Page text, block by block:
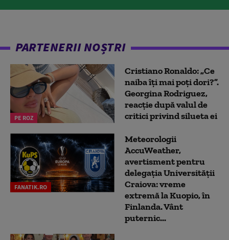
PARTENERII NOȘTRI
PE ROZ
Cristiano Ronaldo: „Ce
naiba îți mai poți dori?”.
Georgina Rodriguez,
reacție după valul de
critici privind silueta ei
FANATIK.RO
Meteorologii
AccuWeather,
avertisment pentru
delegația Universității
Craiova: vreme
extremă la Kuopio, în
Finlanda. Vânt
puternic...